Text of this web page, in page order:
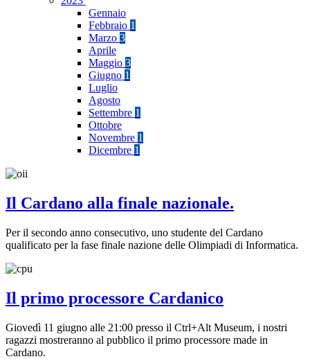
Gennaio
Febbraio 1
Marzo 3
Aprile
Maggio 3
Giugno 1
Luglio
Agosto
Settembre 1
Ottobre
Novembre 1
Dicembre 1
Il Cardano alla finale nazionale.
Per il secondo anno consecutivo, uno studente del Cardano
qualificato per la fase finale nazione delle Olimpiadi di Informatica.
Il primo processore Cardanico
Giovedì 11 giugno alle 21:00 presso il Ctrl+Alt Museum, i nostri
ragazzi mostreranno al pubblico il primo processore made in
Cardano.